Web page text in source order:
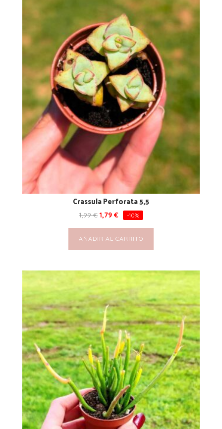
Crassula Perforata 5,5
1,99€ 1,79 € -10%
AÑADIR AL CARRITO